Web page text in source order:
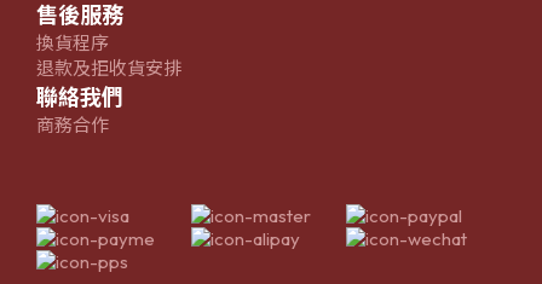
售後服務
換貨程序
退款及拒收貨安排
聯絡我們
商務合作